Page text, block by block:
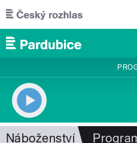
Přejít k hlavnímu obsahu
Náboženství